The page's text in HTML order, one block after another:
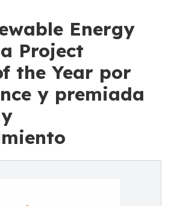
Energy
Project
the Year por
y premiada